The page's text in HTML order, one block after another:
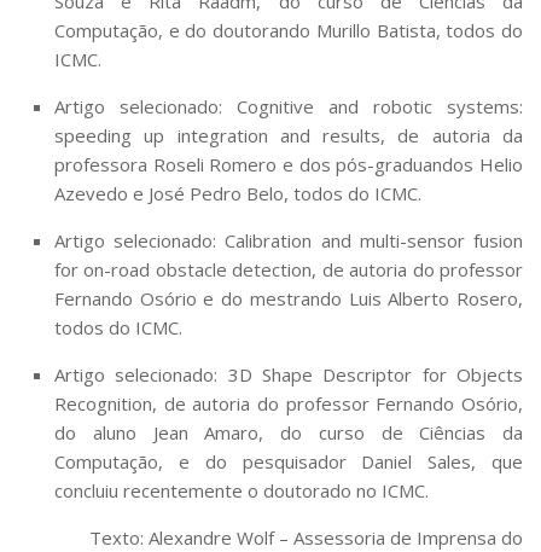
Computação, e do doutorando Murillo Batista, todos do
ICMC.
Artigo selecionado: Cognitive and robotic systems:
speeding up integration and results, de autoria da
professora Roseli Romero e dos pós-graduandos Helio
Azevedo e José Pedro Belo, todos do ICMC.
Artigo selecionado:Calibration and multi-sensor fusion
for on-road obstacle detection, de autoria do professor
Fernando Osório e do mestrando Luis Alberto Rosero,
todos do ICMC.
Artigo selecionado: 3D Shape Descriptor for Objects
Recognition, de autoria do professor Fernando Osório,
do aluno Jean Amaro, do curso de Ciências da
Computação, e do pesquisador Daniel Sales, que
concluiu recentemente o doutorado no ICMC.
Texto: Alexandre Wolf – Assessoria de Imprensa do